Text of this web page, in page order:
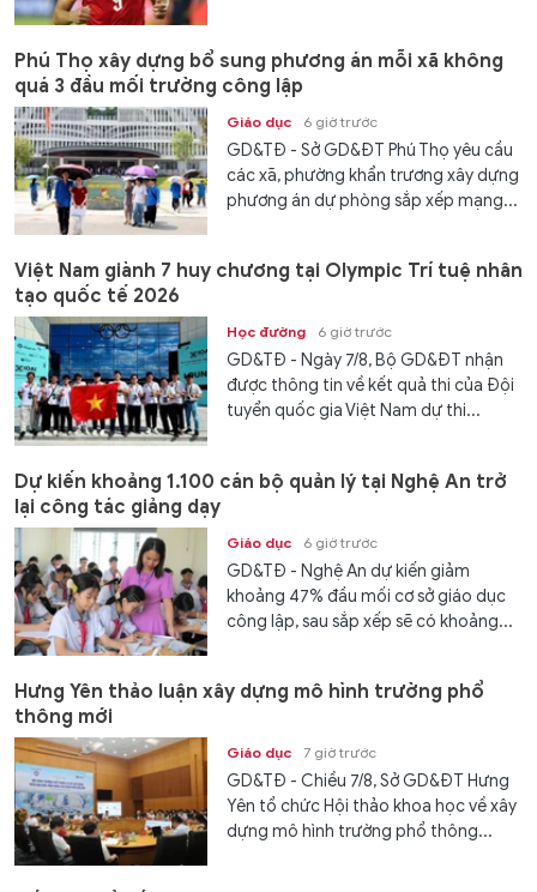
Phú Thọ xây dựng bổ sung phương án mỗi xã không
quá 3 đầu mối trường công lập
Giáo dục 6 giờ trước
GD&TĐ - Sở GD&ĐT Phú Thọ yêu cầu
các xã, phường khẩn trương xây dựng
phương án dự phòng sắp xếp mạng...
Việt Nam giành 7 huy chương tại Olympic Trí tuệ nhân
tạo quốc tế 2026
Học đường 6 giờ trước
GD&TĐ - Ngày 7/8, Bộ GD&ĐT nhận
được thông tin về kết quả thi của Đội
tuyển quốc gia Việt Nam dự thi...
Dự kiến khoảng 1.100 cán bộ quản lý tại Nghệ An trở
lại công tác giảng dạy
Giáo dục 6 giờ trước
GD&TĐ - Nghệ An dự kiến giảm
khoảng 47% đầu mối cơ sở giáo dục
công lập, sau sắp xếp sẽ có khoảng...
Hưng Yên thảo luận xây dựng mô hình trường phổ
thông mới
Giáo dục 7 giờ trước
GD&TĐ - Chiều 7/8, Sở GD&ĐT Hưng
Yên tổ chức Hội thảo khoa học về xây
dựng mô hình trường phổ thông...